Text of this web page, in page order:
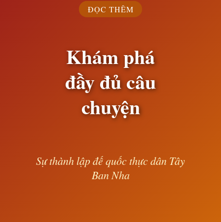
ĐỌC THÊM
Khám phá
đầy đủ câu
chuyện
Sự thành lập đế quốc thực dân Tây
Ban Nha